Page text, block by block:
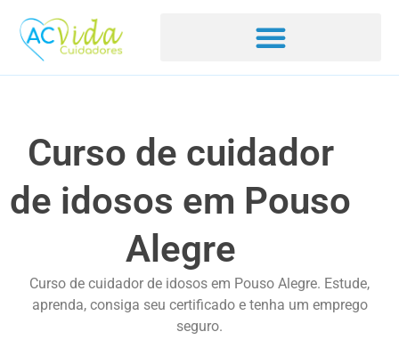
Curso de cuidador
de idosos em Pouso
Alegre
Curso de cuidador de idosos em Pouso Alegre. Estude,
aprenda, consiga seu certificado e tenha um emprego
seguro.